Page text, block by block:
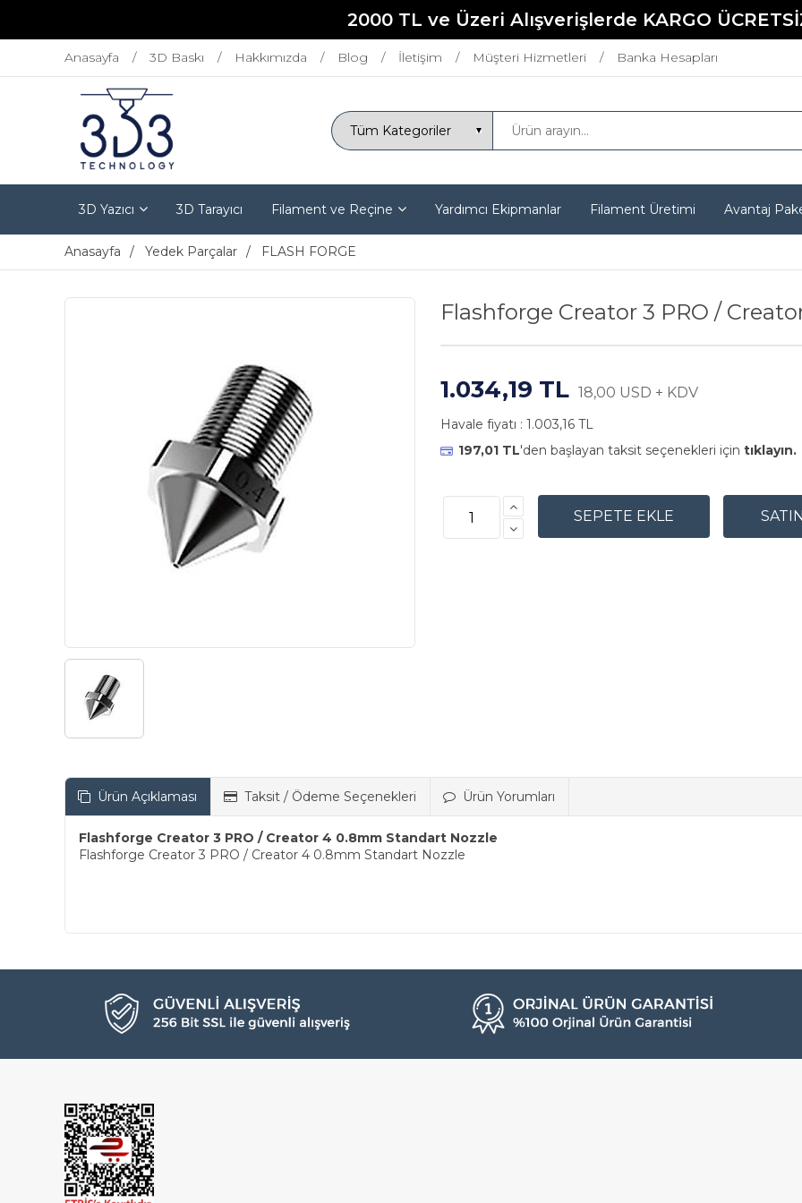
2000 TL ve Üzeri Alışverişlerde KARGO
Anasayfa 3D Baskı Hakkımızda Blog İletişim Müşteri Hizmetleri Banka Hesapları
3D Yazıcı 3D Tarayıcı Filament ve Reçine Yardımcı Ekipmanlar Filament Üretimi Avantaj
Anasayfa Yedek Parçalar FLASH FORGE
Flashforge Creator 3 PRO /
1.034,19 TL 18,00 USD + KDV
Havale fiyatı : 1.003,16 TL
197,01 TL'den başlayan taksit seçenekleri için tıklayın.
Ürün Açıklaması Taksit / Ödeme Seçenekleri Ürün Yorumları
Flashforge Creator 3 PRO / Creator 4 0.8mm Standart Nozzle
Flashforge Creator 3 PRO / Creator 4 0.8mm Standart Nozzle